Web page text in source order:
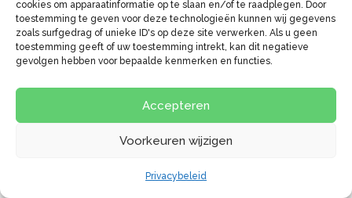
cookies om apparaatinformatie op te slaan en/of te raadplegen. Door
toestemming te geven voor deze technologieën kunnen wij gegevens
zoals surfgedrag of unieke ID's op deze site verwerken. Als u geen
toestemming geeft of uw toestemming intrekt, kan dit negatieve
gevolgen hebben voor bepaalde kenmerken en functies.
Accepteren
Voorkeuren wijzigen
Privacybeleid